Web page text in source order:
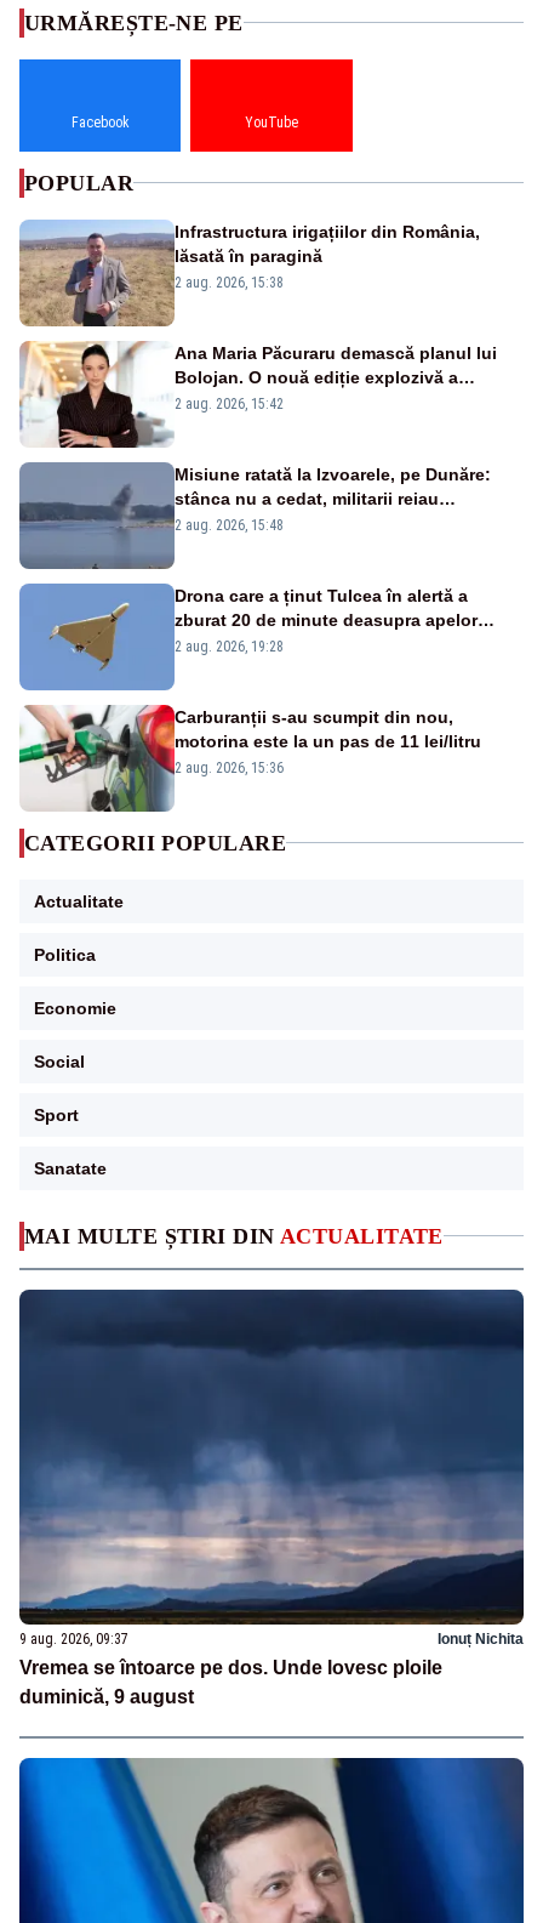
MAI MULTE ȘTIRI DIN ACTUALITATE
9 aug. 2026, 09:37 Ionuț Nichita
Vremea se întoarce pe dos. Unde lovesc ploile
duminică, 9 august
URMĂREȘTE-NE PE
Facebook YouTube
POPULAR
Infrastructura irigațiilor din România,
lăsată în paragină
2 aug. 2026, 15:38
Ana Maria Păcuraru demască planul lui
Bolojan. O nouă ediție explozivă a
emisiunii „Miza Zilei” la Realitatea PLUS
2 aug. 2026, 15:42
Misiune ratată la Izvoarele, pe Dunăre:
stânca nu a cedat, militarii reiau
detonările luni – VIDEO
2 aug. 2026, 15:48
Drona care a ținut Tulcea în alertă a
zburat 20 de minute deasupra apelor
României. Au fost ridicate două F-16
2 aug. 2026, 19:28
Carburanții s-au scumpit din nou,
motorina este la un pas de 11 lei/litru
2 aug. 2026, 15:36
CATEGORII POPULARE
Actualitate
Politica
Economie
Social
Sport
Sanatate